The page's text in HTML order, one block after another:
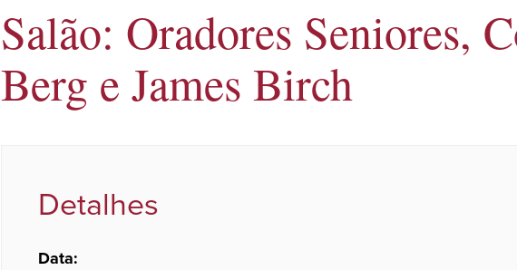
Salão: Oradores Seniores,
Berg e James Birch
Detalhes
Data: